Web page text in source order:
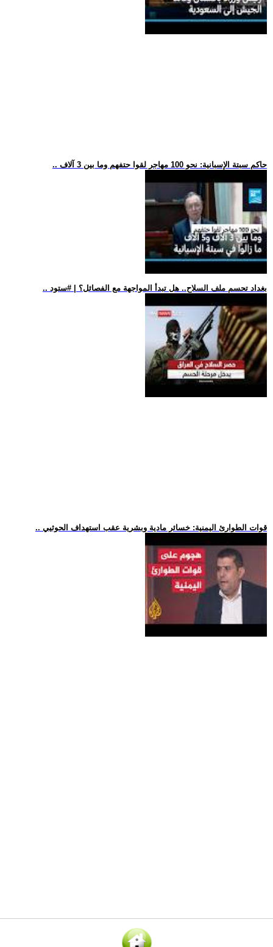
.. حاكم سبتة الإسبانية: نحو 100 مهاجر لقوا حتفهم وما بين 3 آلاف
.. بغداد تحسم ملف السلاح.. هل تبدأ المواجهة مع الفصائل؟ | #ستود
.. قوات الطوارئ اليمنية: خسائر مادية وبشرية عقب استهداف الحوثيي